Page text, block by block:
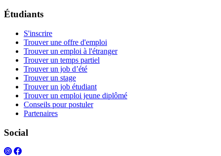
Étudiants
S'inscrire
Trouver une offre d'emploi
Trouver un emploi à l'étranger
Trouver un temps partiel
Trouver un job d’été
Trouver un stage
Trouver un job étudiant
Trouver un emploi jeune diplômé
Conseils pour postuler
Partenaires
Social